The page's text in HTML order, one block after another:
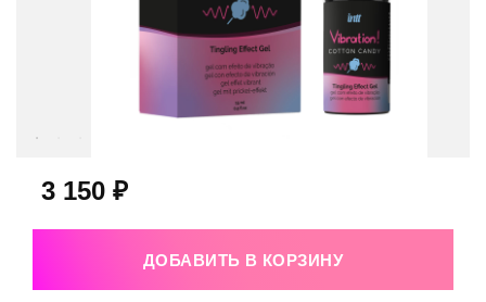
3 150 ₽
ДОБАВИТЬ В КОРЗИНУ